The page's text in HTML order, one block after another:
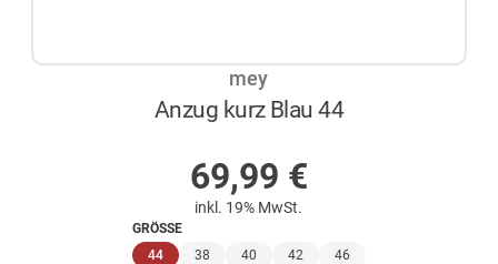
mey
Anzug kurz Blau 44
69,99 €
inkl. 19% MwSt.
GRÖSSE
44(ausgewählt)
38 40 42
46